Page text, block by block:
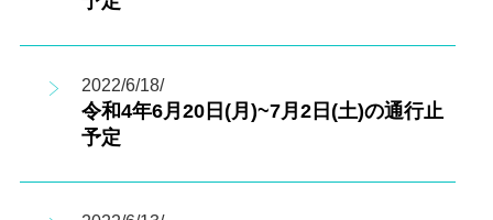
2022/6/18/
令和4年6月20日(月)~7月2日(土)の通行止
予定